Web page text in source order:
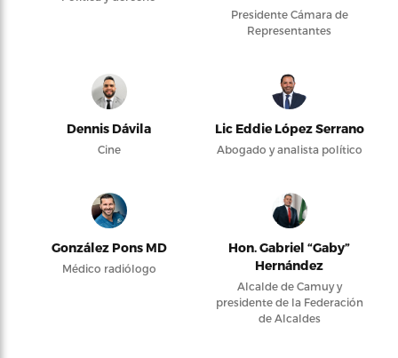
Presidente Cámara de
Representantes
Dennis Dávila
Cine
Lic Eddie López Serrano
Abogado y analista político
González Pons MD
Médico radiólogo
Hon. Gabriel “Gaby”
Hernández
Alcalde de Camuy y
presidente de la Federación
de Alcaldes